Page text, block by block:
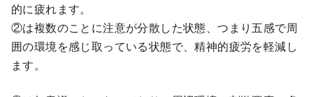
的に疲れます。
②は複数のことに注意が分散した状態、つまり五感で周
囲の環境を感じ取っている状態で、精神的疲労を軽減し
ます。